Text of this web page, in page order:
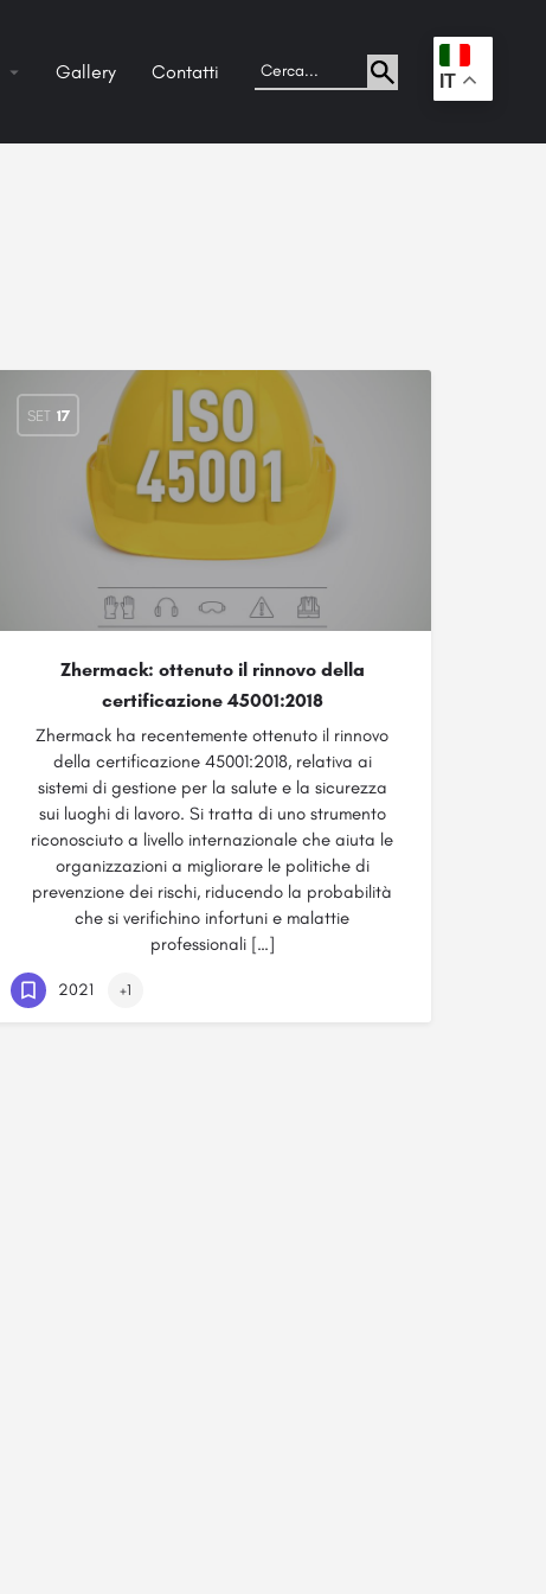
Gallery Contatti . IT
SET 17
Zhermack: ottenuto il rinnovo della
certificazione 45001:2018
Zhermack ha recentemente ottenuto il rinnovo
della certificazione 45001:2018, relativa ai
sistemi di gestione per la salute e la sicurezza
sui luoghi di lavoro. Si tratta di uno strumento
riconosciuto a livello internazionale che aiuta le
organizzazioni a migliorare le politiche di
prevenzione dei rischi, riducendo la probabilità
che si verifichino infortuni e malattie
professionali […]
2021 +1